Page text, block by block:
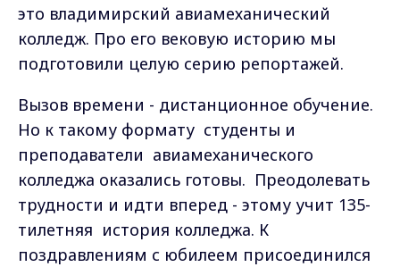
это владимирский авиамеханический
колледж. Про его вековую историю мы
подготовили целую серию репортажей.
Вызов времени - дистанционное обучение.
Но к такому формату студенты и
преподаватели авиамеханического
колледжа оказались готовы. Преодолевать
трудности и идти вперед - этому учит 135-
тилетняя история колледжа. К
поздравлениям с юбилеем присоединился